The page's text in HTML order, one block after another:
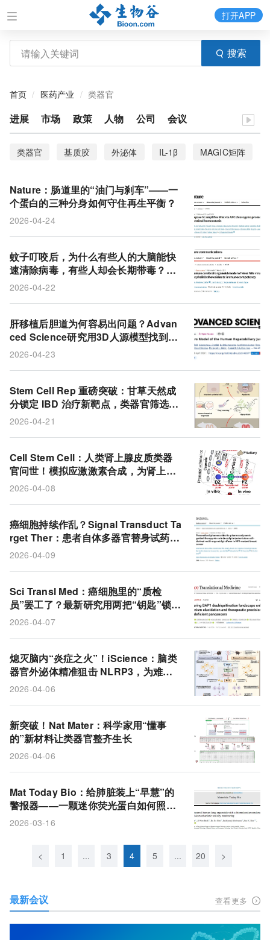
搜索
打开APP
首页 医药产业 类器官
进展 市场 政策 人物 公司 会议
类器官 基质胶 外泌体 IL-1β
MAGIC矩阵
G3BP1
基底细胞 星形胶质细胞
泛素化修饰
干细胞
炎症性肠病
恶性肿瘤
肠道类器官
炎症
Nature：肠道里的“油门与刹车”——一
个蛋白的三种分身如何守住再生平衡？
2026-04-24
蚊子叮咬后，为什么有些人的大脑能快
速清除病毒，有些人却会长期带毒？Nat
ure Communications揭示西尼罗脑炎
2026-04-22
肝移植后胆道为何容易出问题？Advan
ced Science研究用3D人源模型找到双
重打击真相
2026-04-23
Stem Cell Rep 重磅突破：甘草天然成
分锁定 IBD 治疗新靶点，类器官筛选破
解临床研发困局
2026-04-21
Cell Stem Cell：人类肾上腺皮质类器
官问世！模拟应激激素合成，为肾上腺
功能不全提供再生疗法新希望
2026-04-08
癌细胞持续作乱？Signal Transduct Ta
rget Ther：患者自体多器官替身试药为
NF1突变乳腺癌选出最佳联合方案
2026-04-09
Sci Transl Med：癌细胞里的“质检
员”罢工了？最新研究用两把“钥匙”锁住
四种恶性癌症！
2026-04-07
熄灭脑内“炎症之火”！iScience：脑类
器官外泌体精准狙击 NLRP3，为难治
性抑郁症带来新曙光
2026-04-06
新突破！Nat Mater：科学家用“懂事
的”新材料让类器官整齐生长
2026-04-06
Mat Today Bio：给肺脏装上“早慧”的
警报器——一颗迷你荧光蛋白如何照亮
毒物侵袭之路？
2026-03-16
< 1 ... 3 4 5 ... 20 >
最新会议 查看更多